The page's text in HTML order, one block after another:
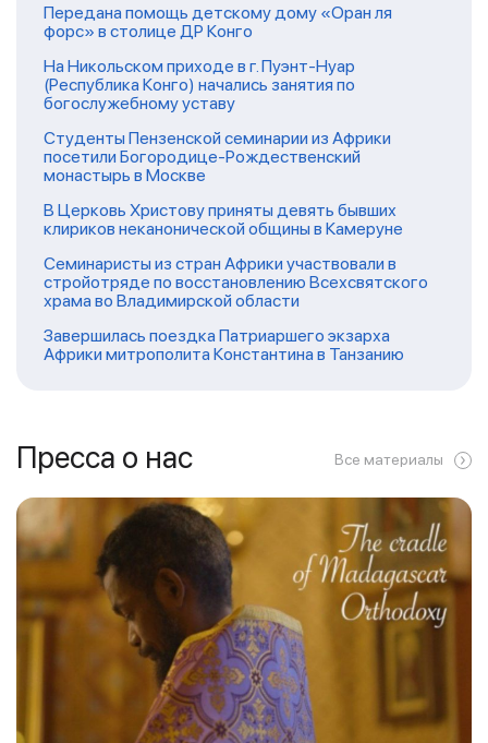
Передана помощь детскому дому «Оран ля
форс» в столице ДР Конго
На Никольском приходе в г. Пуэнт-Нуар
(Республика Конго) начались занятия по
богослужебному уставу
Студенты Пензенской семинарии из Африки
посетили Богородице-Рождественский
монастырь в Москве
В Церковь Христову приняты девять бывших
клириков неканонической общины в Камеруне
Семинаристы из стран Африки участвовали в
стройотряде по восстановлению Всехсвятского
храма во Владимирской области
Завершилась поездка Патриаршего экзарха
Африки митрополита Константина в Танзанию
Пресса о нас Все материалы